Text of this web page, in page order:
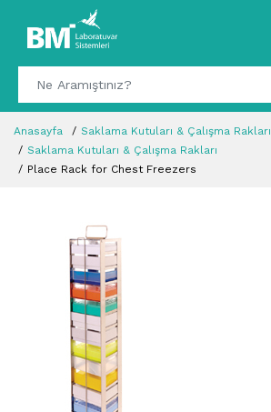
Anasayfa
Saklama Kutuları & Çalışma Rakları
Saklama Kutuları & Çalışma Rakları
Place Rack for Chest Freezers